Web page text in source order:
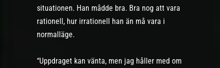
situationen. Han mådde bra. Bra nog att vara
rationell, hur irrationell han än må vara i
normalläge.
“Uppdraget kan vänta, men jag håller med om